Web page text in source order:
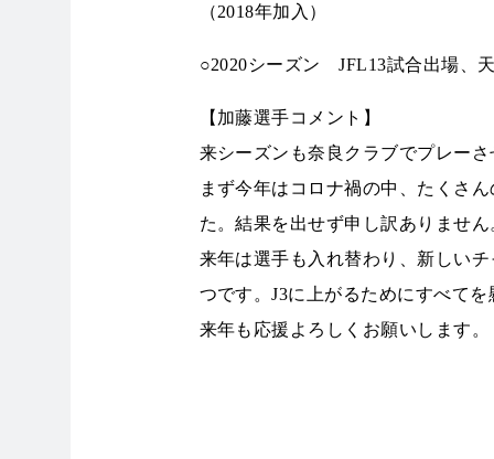
（2018年加入）
○2020シーズン JFL13試合出場、
【加藤選手コメント】
来シーズンも奈良クラブでプレー
まず今年はコロナ禍の中、たくさ
た。結果を出せず申し訳ありません
来年は選手も入れ替わり、新しい
つです。J3に上がるためにすべて
来年も応援よろしくお願いします。